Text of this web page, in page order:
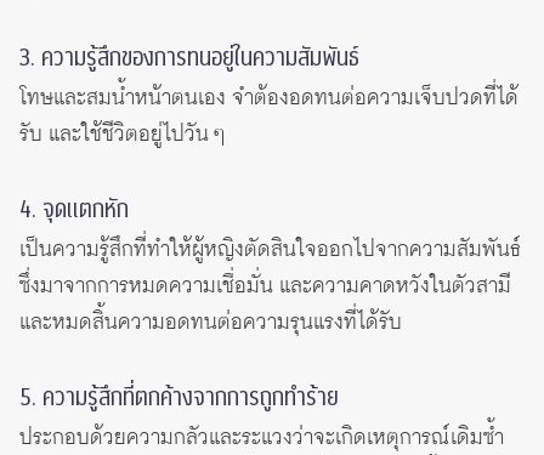
3. ความรู้สึกของการทนอยู่ในความสัมพันธ์
โทษและสมน้ำหน้าตนเอง จำต้องอดทนต่อความเจ็บปวดที่ได้
รับ และใช้ชีวิตอยู่ไปวัน ๆ
4. จุดแตกหัก
เป็นความรู้สึกที่ทำให้ผู้หญิงตัดสินใจออกไปจากความสัมพันธ์
ซึ่งมาจากการหมดความเชื่อมั่น และความคาดหวังในตัวสามี
และหมดสิ้นความอดทนต่อความรุนแรงที่ได้รับ
5. ความรู้สึกที่ตกค้างจากการถูกทำร้าย
ประกอบด้วยความกลัวและระแวงว่าจะเกิดเหตุการณ์เดิมซ้ำ